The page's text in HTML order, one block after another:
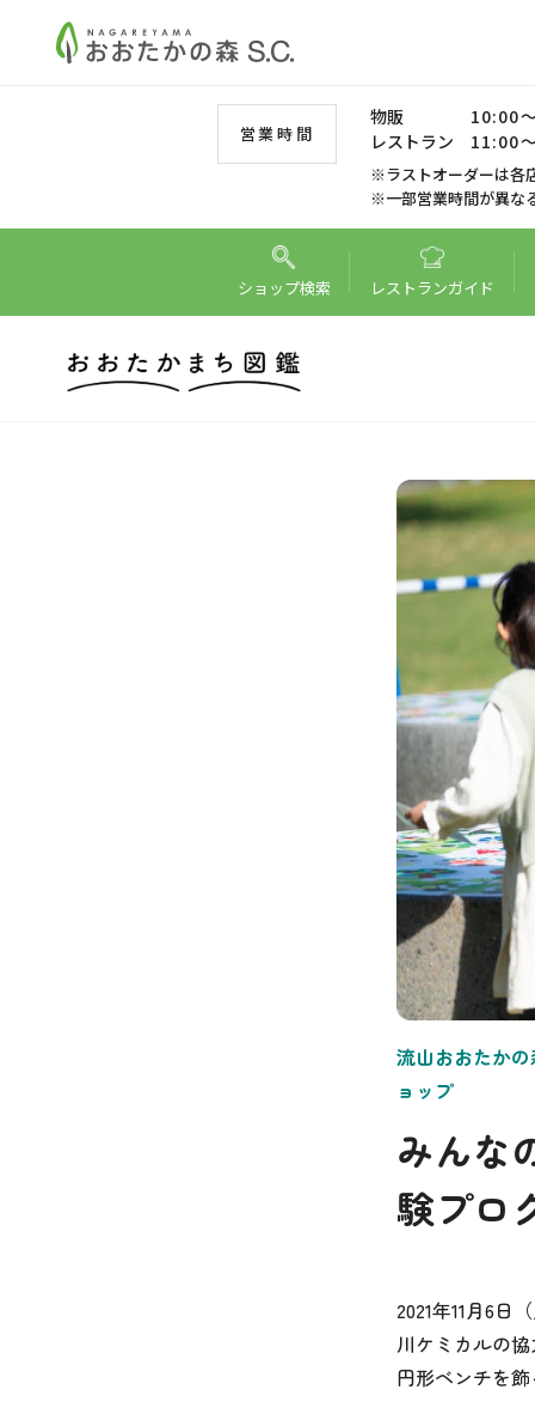
営業時間
物販
10:00
レストラン
11:00
※ラストオーダーは各
※一部営業時間が異な
ショップ検索 レストランガイド
流山おおたか
ョップ
みんな
験プロ
2021年11月6日
川ケミカルの
円形ベンチを